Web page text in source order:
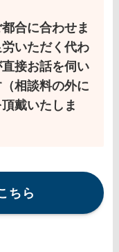
合に合わせま
いただく代わ
接お話を伺い
相談料の外に
戴いたしま
ちら